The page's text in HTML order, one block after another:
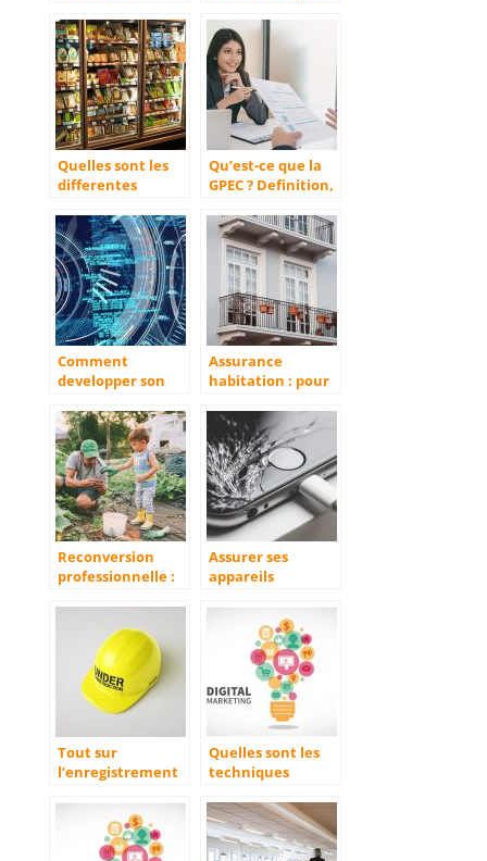
Quelles sont les
differentes
produit ?
Qu’est-ce que la
GPEC ? Definition,
Comment
developper son
web ?
Assurance
habitation : pour
combien ca coute
?
Reconversion
professionnelle :
Assurer ses
appareils
necessite ?
Tout sur
l’enregistrement
Pages jaunes et
SoLocal
Quelles sont les
techniques
utiliser en 2022
pour booster son
developpement ?